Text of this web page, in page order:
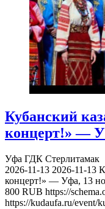
Кубанский
концерт!» —
Уфа ГДК Стерлитамак
2026-11-13 2026-11-13
концерт!» — Уфа, 13
800 RUB https://
https://kudaufa.ru/event/